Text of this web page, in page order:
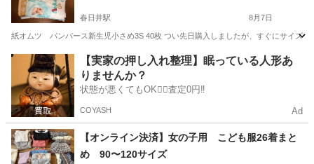
春日井駅 8月7日
紙オムツ パンパース新生児小さめ3S 40枚 つい先日購入しましたが、すぐにサイズ
愛知 春日井市 春日井駅 ベビー用品
【実家の押し入れ整理】眠っている人形あ
りませんか？
状態が悪くてもOK🙆‍♀️査定0円‼️
COYASH Ad
【オンライン決済】女の子用 こども服26着まと
め 90〜120サイズ